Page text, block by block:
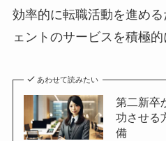
効率的に転職活動を進め
ェントのサービスを積極的
あわせて読みたい
第二新卒
功させる
備